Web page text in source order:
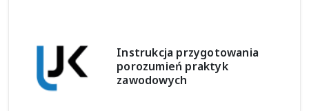
Instrukcja przygotowania
porozumień praktyk
zawodowych